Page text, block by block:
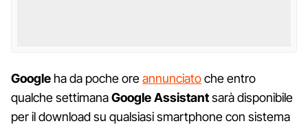
Google ha da poche oreannunciatoche entro
qualche settimanaGoogle Assistantsarà disponibile
per il download su qualsiasi smartphone con sistema